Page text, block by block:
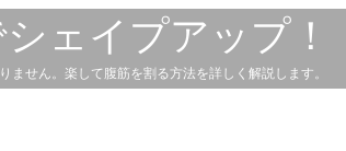
ェイプアップ！
せん。楽して腹筋を割る方法を詳しく解説します。